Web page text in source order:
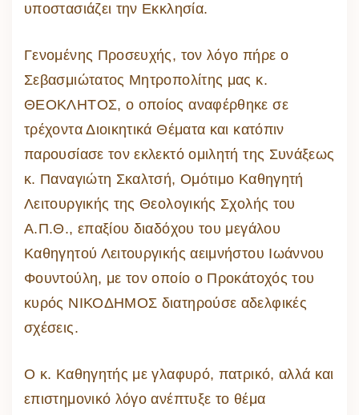
υποστασιάζει την Εκκλησία.
Γενομένης Προσευχής, τον λόγο πήρε ο
Σεβασμιώτατος Μητροπολίτης μας κ.
ΘΕΟΚΛΗΤΟΣ, ο οποίος αναφέρθηκε σε
τρέχοντα Διοικητικά Θέματα και κατόπιν
παρουσίασε τον εκλεκτό ομιλητή της Συνάξεως
κ. Παναγιώτη Σκαλτσή, Ομότιμο Καθηγητή
Λειτουργικής της Θεολογικής Σχολής του
Α.Π.Θ., επαξίου διαδόχου του μεγάλου
Καθηγητού Λειτουργικής αειμνήστου Ιωάννου
Φουντούλη, με τον οποίο ο Προκάτοχός του
κυρός ΝΙΚΟΔΗΜΟΣ διατηρούσε αδελφικές
σχέσεις.
Ο κ. Καθηγητής με γλαφυρό, πατρικό, αλλά και
επιστημονικό λόγο ανέπτυξε το θέμα